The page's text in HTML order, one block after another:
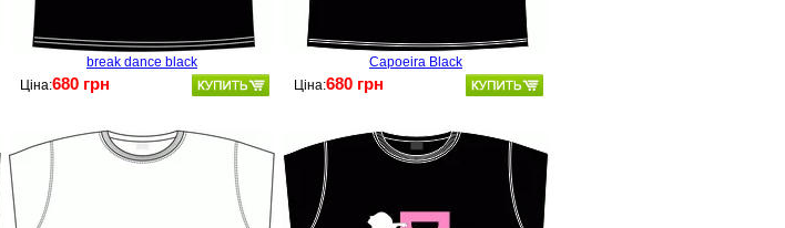
break dance black
Ціна:680 грн
Capoeira Black
Ціна:680 грн